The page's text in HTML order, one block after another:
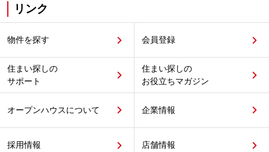
リンク
物件を探す 会員登録
住まい探しの
サポート
住まい探しの
お役立ちマガジン
オープンハウスについて 企業情報
採用情報 店舗情報